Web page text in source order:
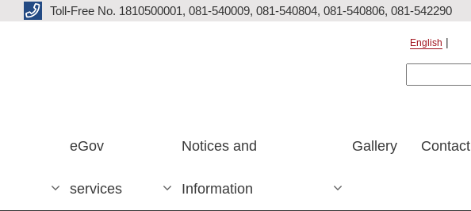
Toll-Free No. 1810500001, 081-540009, 081-540804, 081-540806, 081-542290
English
eGov
services
Notices and
Information
Gallery Contact